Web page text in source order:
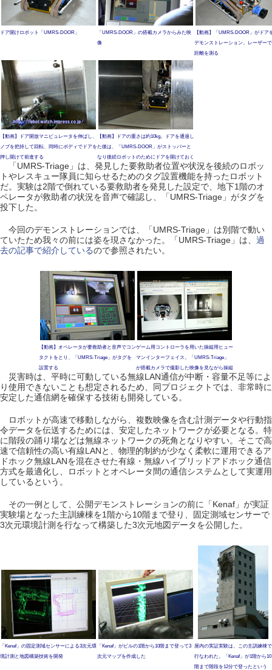
ドア開けロボット「UMRS-DOOR」
「UMRS-DOOR」の搭載カメラからみた映
像
【動画】「UMRS-DOOR」がドア
デモンストレーション。レーザー
距離を測る
【動画】ドア開放マニピュレータを伸ばし、
ノブを把持して回転、同時にボディでドアを
押し開けて前進する
【動画】ドアの重さは約10kg。ドアを通過し
た後は、「UMRS-DOOR」がストッパーと
なり後続ロボットのためにドアを開けておく
「UMRS-Triage」は、発見した要救助者位置や状況を後続のロボッ
トやレスキュー隊員に知らせるためのタグ設置機能を持ったロボット
だ。実験は2階で倒れている要救助者を発見した設定で、地下1階のオ
ペレータが救助者の状況を音声で確認し、「UMRS-Triage」がタグを
投下した。
今回のデモンストレーションでは、「UMRS-Triage」は別階で動い
ていたため我々の前には姿を現さなかった。「UMRS-Triage」は、 過
去の記事で紹介しているので参照されたい。
【動画】オペレータが要救助者と音声でコン
タクトをとり、「UMRS-Triage」がタグを
設置する
ゲーム用コントローラを用いた操縦用ヒュー
マンインターフェイス。「UMRS-Triage」
が搭載カメラで撮影した映像を見ながら操縦
災害時は、平時に可動している無線LAN通信が中断・容量不足等によ
り使用できないことも想定されるため、同プロジェクトでは、非常時に
安定した通信網を確保する技術も開発している。
ロボットが高速で移動しながら、複数映像を含む計測データや行動指
令データを伝送するためには、安定したネットワークが必要となる。特
に階段の踊り場などは無線ネットワークの死角となりやすい。そこで高
速で信頼性の高い有線LANと、物理的制約が少なく柔軟に運用できるア
ドホック無線LANを混在させた有線・無線ハイブリッドアドホック通信
方式を最適化し、ロボットとオペレータ間の通信システムとして実運用
しているという。
その一例として、公開デモンストレーションの前に「Kenaf」が実証
実験場となった主訓練棟を1階から10階まで登り、固定測域センサーで
3次元環境計測を行なって構築した3次元地図データを公開した。
「Kenaf」の固定測域センサーによる3次元環
境計測と地図構築技術を開発
「Kenaf」がビルの1階から10階まで登って3
次元マップを作成した
屋内の実証実験は、この主訓練棟で
行なわれた。「Kenaf」が1階から10
階まで階段を12分で登ったという